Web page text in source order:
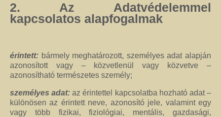
2. Az Adatvédelemmel
kapcsolatos alapfogalmak
érintett: bármely meghatározott, személyes adat alapján
azonosított vagy – közvetlenül vagy közvetve –
azonosítható természetes személy;
személyes adat: az érintettel kapcsolatba hozható adat –
különösen az érintett neve, azonosító jele, valamint egy
vagy több fizikai, fiziológiai, mentális, gazdasági,